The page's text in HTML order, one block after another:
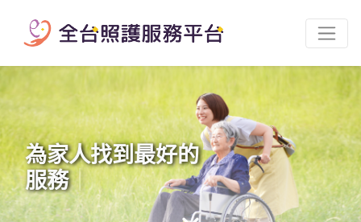
為家人找到最好的
服務｜